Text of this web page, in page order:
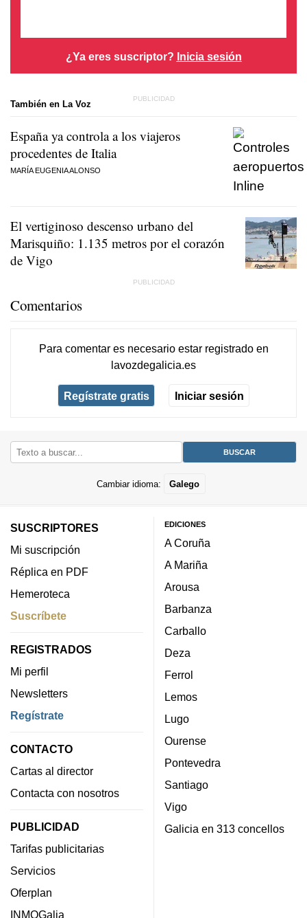
¿Ya eres suscriptor? Inicia sesión
También en La Voz
España ya controla a los viajeros
procedentes de Italia
MARÍA EUGENIA ALONSO
El vertiginoso descenso urbano del
Marisquiño: 1.135 metros por el corazón
de Vigo
Comentarios
Para comentar es necesario estar registradoen
lavozdegalicia.es
Regístrate gratis Iniciar sesión
Cambiar idioma: Galego
SUSCRIPTORES
Mi suscripción
Réplica en PDF
Hemeroteca
Suscríbete
REGISTRADOS
Mi perfil
Newsletters
Regístrate
CONTACTO
Cartas al director
Contacta con nosotros
PUBLICIDAD
Tarifas publicitarias
Servicios
Oferplan
INMOGalia
EDICIONES
A Coruña
A Mariña
Arousa
Barbanza
Carballo
Deza
Ferrol
Lemos
Lugo
Ourense
Pontevedra
Santiago
Vigo
Galicia en 313 concellos